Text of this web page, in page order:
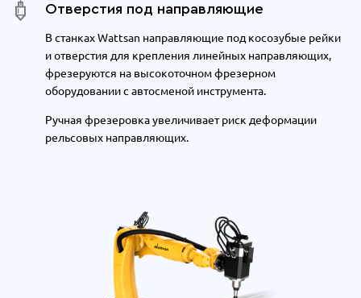
Отверстия под направляющие
В станках Wattsan направляющие под косозубые рейки
и отверстия для крепления линейных направляющих,
фрезеруются на высокоточном фрезерном
оборудовании с автосменой инструмента.
Ручная фрезеровка увеличивает риск деформации
рельсовых направляющих.